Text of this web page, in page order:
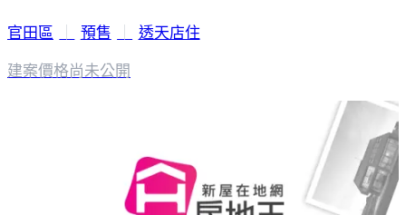
官田區 預售 透天店住
建案價格尚未公開